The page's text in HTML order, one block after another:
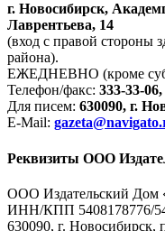
г. Новосибирск,
Лаврентьева, 14
(вход с правой стороны
района).
ЕЖЕДНЕВНО (кроме
Телефон/факс: 333-33-
Для писем: 630090, г.
E-Mail:
Реквизиты ООО
ООО Издательский
ИНН/КПП 5408178776/
630090, г. Новосибирск,